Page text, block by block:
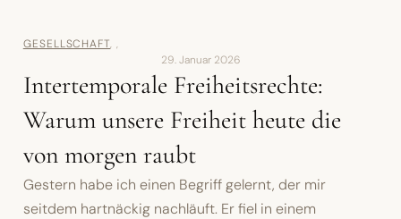
GESELLSCHAFT,,
29. Januar 2026
Intertemporale Freiheitsrechte:
Warum unsere Freiheit heute die
von morgen raubt
Gestern habe ich einen Begriff gelernt, der mir
seitdem hartnäckig nachläuft. Er fiel in einem